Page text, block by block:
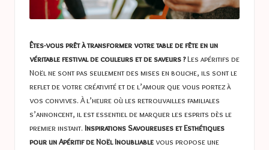
Êtes-vous prêt à transformer votre table de fête en un
véritable festival de couleurs et de saveurs ?Les apéritifs de
Noël ne sont pas seulement des mises en bouche, ils sont le
reflet de votre créativité et de l’amour que vous portez à
vos convives. À l’heure où les retrouvailles familiales
s’annoncent, il est essentiel de marquer les esprits dès le
premier instant. Inspirations Savoureuses et Esthétiques
pour un Apéritif de Noël Inoubliablevous propose une